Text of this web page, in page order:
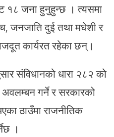
१८ जना हुनुहुन्छ । त्यसमा
जनजाति दुई तथा मधेशी र
कार्यरत रहेका छन्।
संविधानको धारा २८२ को
अवलम्बन गर्ने र सरकारको
ठाउँमा राजनीतिक
।